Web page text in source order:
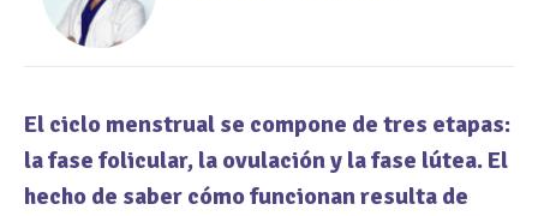
El ciclo menstrual se compone de tres etapas:
la fase folicular, la ovulación y la fase lútea. El
hecho de saber cómo funcionan resulta de